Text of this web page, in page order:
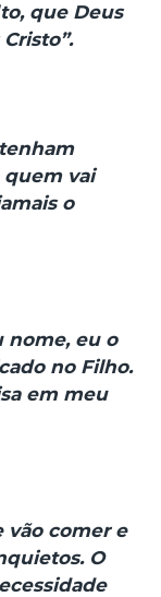
que Deus
quem vai
o
nome, eu o
no Filho.
em meu
vão comer e
O